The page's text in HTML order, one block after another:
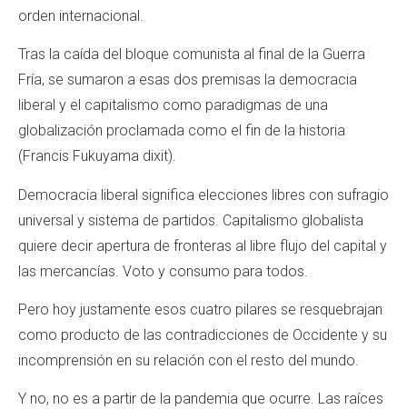
orden internacional.
Tras la caída del bloque comunista al final de la Guerra
Fría, se sumaron a esas dos premisas la democracia
liberal y el capitalismo como paradigmas de una
globalización proclamada como el fin de la historia
(Francis Fukuyama dixit).
Democracia liberal significa elecciones libres con sufragio
universal y sistema de partidos. Capitalismo globalista
quiere decir apertura de fronteras al libre flujo del capital y
las mercancías. Voto y consumo para todos.
Pero hoy justamente esos cuatro pilares se resquebrajan
como producto de las contradicciones de Occidente y su
incomprensión en su relación con el resto del mundo.
Y no, no es a partir de la pandemia que ocurre. Las raíces